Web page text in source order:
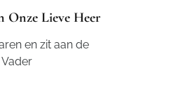
Onze Lieve Heer
en zit aan de